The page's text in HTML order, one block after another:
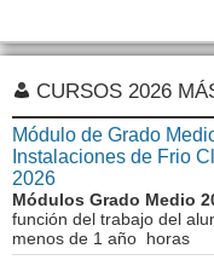
CURSOS 2026
Módulo de Grado
Instalaciones de Frio
2026
Módulos Grado Medio
función del trabajo del
menos de 1 año horas